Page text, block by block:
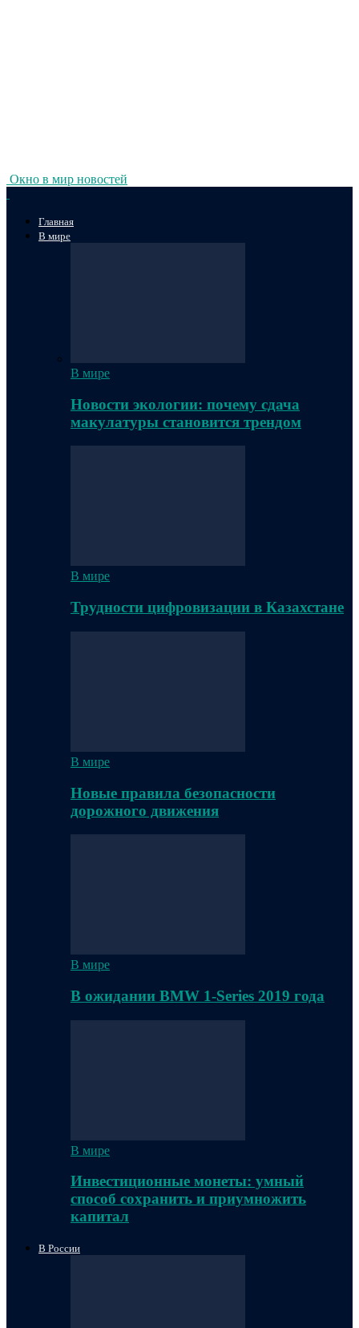
Окно в мир новостей
Главная
В мире
В мире
Новости экологии: почему сдача
макулатуры становится трендом
В мире
Трудности цифровизации в Казахстане
В мире
Новые правила безопасности
дорожного движения
В мире
В ожидании BMW 1-Series 2019 года
В мире
Инвестиционные монеты: умный
способ сохранить и приумножить
капитал
В России